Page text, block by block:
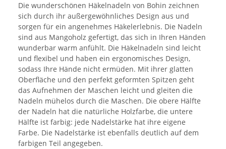
Die wunderschönen Häkelnadeln von Bohin zeichnen
sich durch ihr außergewöhnliches Design aus und
sorgen für ein angenehmes Häkelerlebnis. Die Nadeln
sind aus Mangoholz gefertigt, das sich in Ihren Händen
wunderbar warm anfühlt. Die Häkelnadeln sind leicht
und flexibel und haben ein ergonomisches Design,
sodass Ihre Hände nicht ermüden. Mit ihrer glatten
Oberfläche und den perfekt geformten Spitzen geht
das Aufnehmen der Maschen leicht und gleiten die
Nadeln mühelos durch die Maschen. Die obere Hälfte
der Nadeln hat die natürliche Holzfarbe, die untere
Hälfte ist farbig: jede Nadelstärke hat ihre eigene
Farbe. Die Nadelstärke ist ebenfalls deutlich auf dem
farbigen Teil angegeben.